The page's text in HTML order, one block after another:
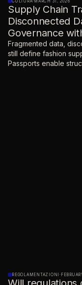
CULTURA· MARCH 31, 2026
Supply Chain
Disconnected
Governance
Fragmented data,
still define fashion
Passports enable
REGOLAMENTAZIONI ·